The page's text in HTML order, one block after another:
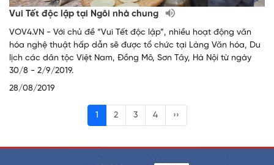
Vui Tết độc lập tại Ngôi nhà chung
VOV4.VN - Với chủ đề “Vui Tết độc lập”, nhiều hoạt động văn
hóa nghệ thuật hấp dẫn sẽ được tổ chức tại Làng Văn hóa, Du
lịch các dân tộc Việt Nam, Đồng Mô, Sơn Tây, Hà Nội từ ngày
30/8 - 2/9/2019.
28/08/2019
1 2 3 4 ››